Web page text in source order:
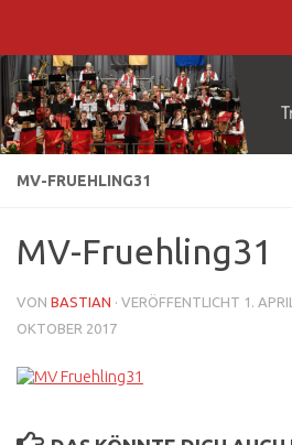
MV-FRUEHLING31
MV-Fruehling31
VON BASTIAN · VERÖFFENTLICHT 1.
OKTOBER 2017